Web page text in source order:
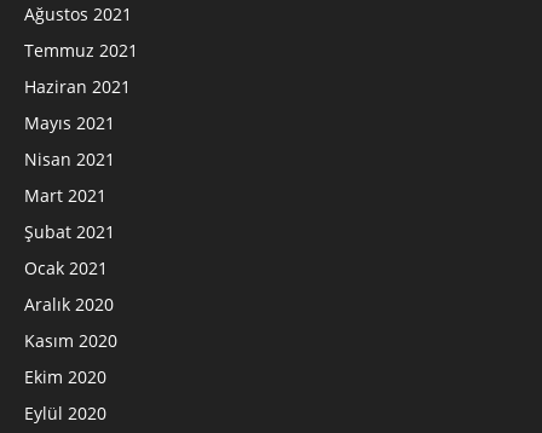
Ağustos 2021
Temmuz 2021
Haziran 2021
Mayıs 2021
Nisan 2021
Mart 2021
Şubat 2021
Ocak 2021
Aralık 2020
Kasım 2020
Ekim 2020
Eylül 2020